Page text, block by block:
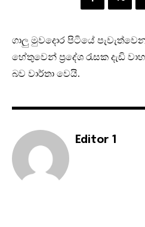
ගාලු මුවදොර පිටියේ
හේතුවෙන් ප්‍රදේශ රැසක දැඩි
බව වාර්තා වෙයි.
Editor 1